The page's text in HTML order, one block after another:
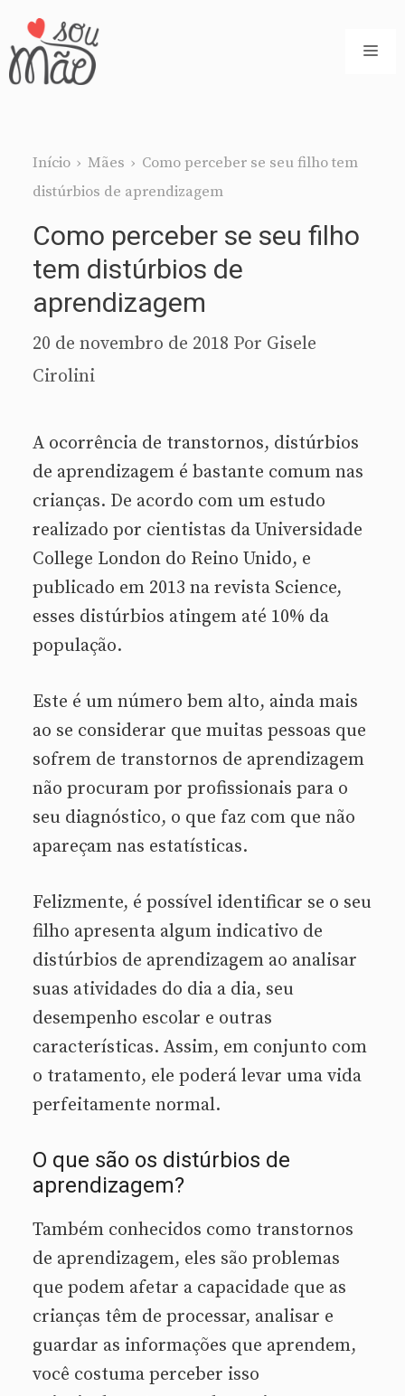
Pular
para
Início › Mães › Como perceber se seu filho tem
distúrbios de aprendizagem
Como perceber se seu filho
tem distúrbios de
aprendizagem
20 de novembro de 2018 Por Gisele
Cirolini
A ocorrência de transtornos, distúrbios
de aprendizagem é bastante comum nas
crianças. De acordo com um estudo
realizado por cientistas da Universidade
College London do Reino Unido, e
publicado em 2013 na revista Science,
esses distúrbios atingem até 10% da
população.
Este é um número bem alto, ainda mais
ao se considerar que muitas pessoas que
sofrem de transtornos de aprendizagem
não procuram por profissionais para o
seu diagnóstico, o que faz com que não
apareçam nas estatísticas.
Felizmente, é possível identificar se o seu
filho apresenta algum indicativo de
distúrbios de aprendizagem ao analisar
suas atividades do dia a dia, seu
desempenho escolar e outras
características. Assim, em conjunto com
o tratamento, ele poderá levar uma vida
perfeitamente normal.
O que são os distúrbios de
aprendizagem?
Também conhecidos como transtornos
de aprendizagem, eles são problemas
que podem afetar a capacidade que as
crianças têm de processar, analisar e
guardar as informações que aprendem,
você costuma perceber isso